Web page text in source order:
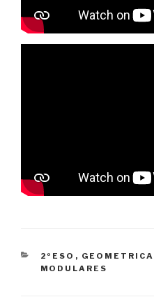
CATEGORÍAS
2ºESO ,
MODULARES